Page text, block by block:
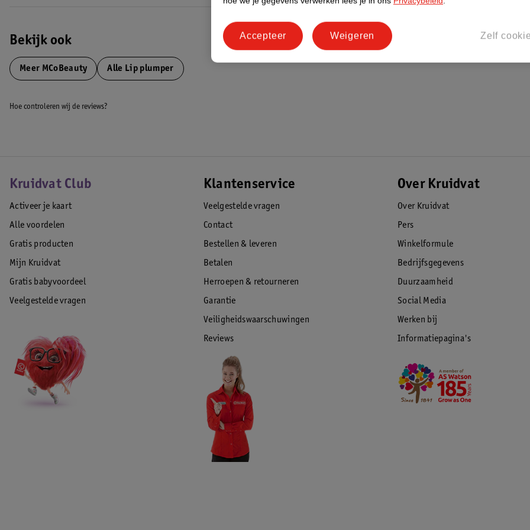
Bekijk ook
Meer MCoBeauty Alle Lip plumper
Hoe controleren wij de reviews?
Kruidvat Club
Activeer je kaart
Alle voordelen
Gratis producten
Mijn Kruidvat
Gratis babyvoordeel
Veelgestelde vragen
Klantenservice
Veelgestelde vragen
Contact
Bestellen & leveren
Betalen
Herroepen & retourneren
Garantie
Veiligheidswaarschuwingen
Reviews
Over Kruidvat
Over Kruidvat
Pers
Winkelformule
Bedrijfsgegevens
Duurzaamheid
Social Media
Werken bij
Informatiepagina's
Zelf
Weigeren
Accepteer